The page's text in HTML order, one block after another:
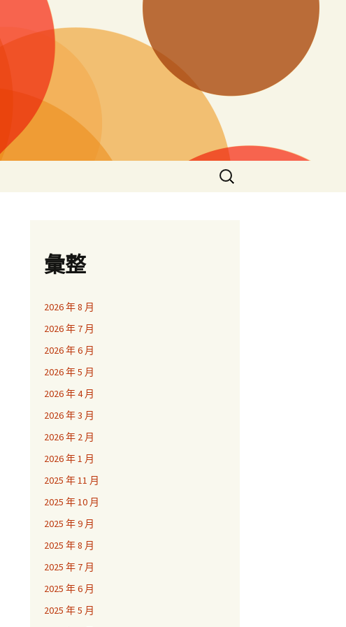
搜
尋
彙整
2026 年 8 月
2026 年 7 月
2026 年 6 月
2026 年 5 月
2026 年 4 月
2026 年 3 月
2026 年 2 月
2026 年 1 月
2025 年 11 月
2025 年 10 月
2025 年 9 月
2025 年 8 月
2025 年 7 月
2025 年 6 月
2025 年 5 月